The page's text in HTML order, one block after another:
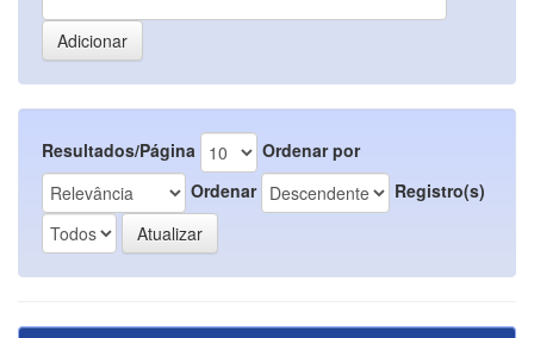
Resultados/Página
Ordenar por
Ordenar
Registro(s)